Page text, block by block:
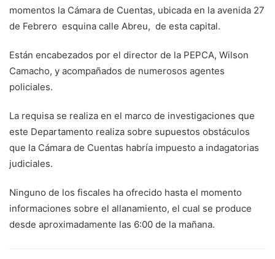
momentos la Cámara de Cuentas, ubicada en la avenida 27
de Febrero esquina calle Abreu, de esta capital.
Están encabezados por el director de la PEPCA, Wilson
Camacho, y acompañados de numerosos agentes
policiales.
La requisa se realiza en el marco de investigaciones que
este Departamento realiza sobre supuestos obstáculos
que la Cámara de Cuentas habría impuesto a indagatorias
judiciales.
Ninguno de los fiscales ha ofrecido hasta el momento
informaciones sobre el allanamiento, el cual se produce
desde aproximadamente las 6:00 de la mañana.